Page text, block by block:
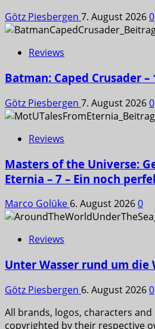
Götz Piesbergen 7. August 20260
Reviews
Batman: Caped Crusader
Götz Piesbergen 7. August 20260
Reviews
Masters of the Universe:
Eternia – 7 – Ein noch
Marco Golüke 6. August 20260
Reviews
Unter Wasser rund um die
Götz Piesbergen 6. August 20260
All brands, logos, characters and
copyrighted by their respective